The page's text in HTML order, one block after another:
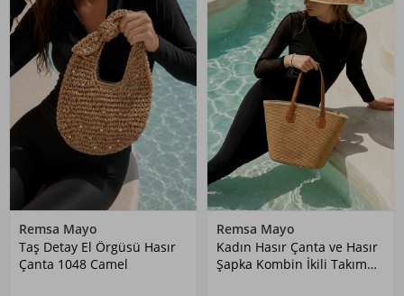
Remsa Mayo
Taş Detay El Örgüsü Hasır
Çanta 1048 Camel
Remsa Mayo
Kadın Hasır Çanta ve Hasır
Şapka Kombin İkili Takım